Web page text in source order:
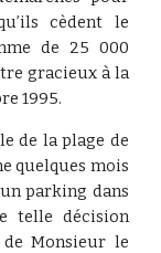
cèdent le
de 25 000
gracieux à la
1995.
de la plage de
quelques mois
parking dans
telle décision
de Monsieur le